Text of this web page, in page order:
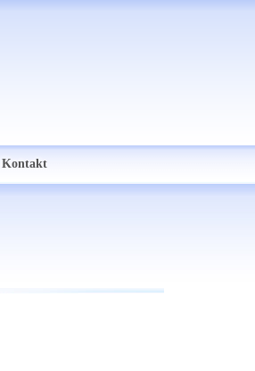
Kontakt